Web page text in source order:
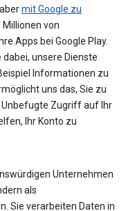
mit Google zu
Millionen von
Apps bei Google Play.
unsere Dienste
Informationen zu
uns das, Sie zu
Zugriff auf Ihr
Ihr Konto zu
Unternehmen
als
Sie verarbeiten Daten in